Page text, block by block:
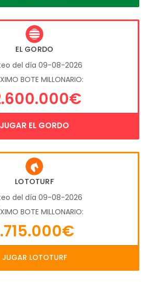
EL GORDO
del día 09-08-2026
BOTE MILLONARIO:
JUGAR EL GORDO
LOTOTURF
del día 09-08-2026
BOTE MILLONARIO:
JUGAR LOTOTURF